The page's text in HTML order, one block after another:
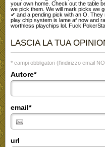
your own home. Check out the table
we pick them. We will mark picks we
✔ and a pending pick with an O. They
play chip system is lame af now and
worthless playchips lol. Fuck
LASCIA LA TUA
* campi obbligatori (l'indirizzo email
Autore*
email*
url